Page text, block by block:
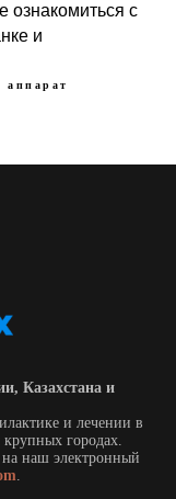
ознакомиться с
и
аппарат
Казахстана и
и лечении в
городах.
наш электронный
.